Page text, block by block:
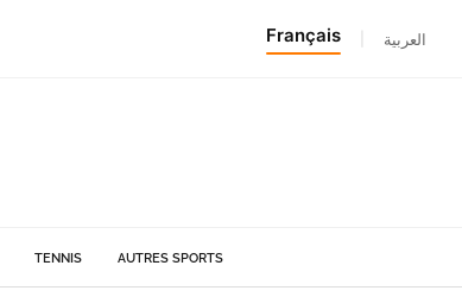
Français العربية
TENNIS AUTRES SPORTS